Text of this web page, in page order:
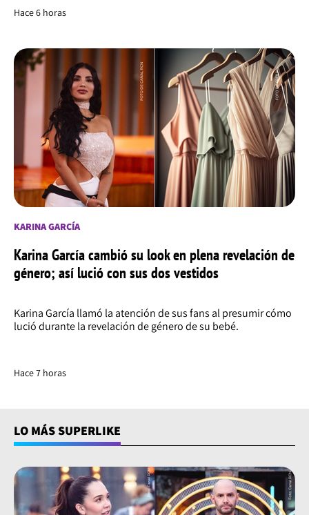
Hace 6 horas
KARINA GARCÍA
Karina García cambió su look en plena revelación de
género; así lució con sus dos vestidos
Karina García llamó la atención de sus fans al presumir cómo
lució durante la revelación de género de su bebé.
Hace 7 horas
LO MÁS SUPERLIKE